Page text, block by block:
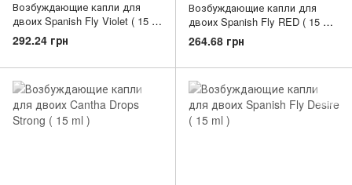
Возбуждающие капли для
двоих Spanish Fly Violet ( 15 ml
)
292.24 грн
Возбуждающие капли для
двоих Spanish Fly RED ( 15 ml
)264.68 грн